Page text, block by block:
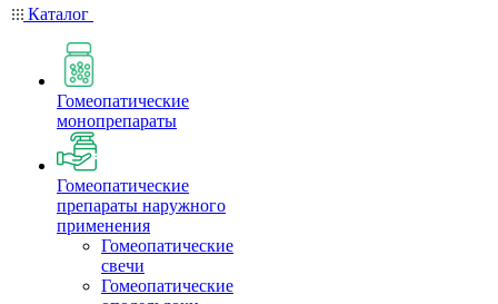
Каталог
Гомеопатические
монопрепараты
Гомеопатические
препараты наружного
применения
Гомеопатические
свечи
Гомеопатические